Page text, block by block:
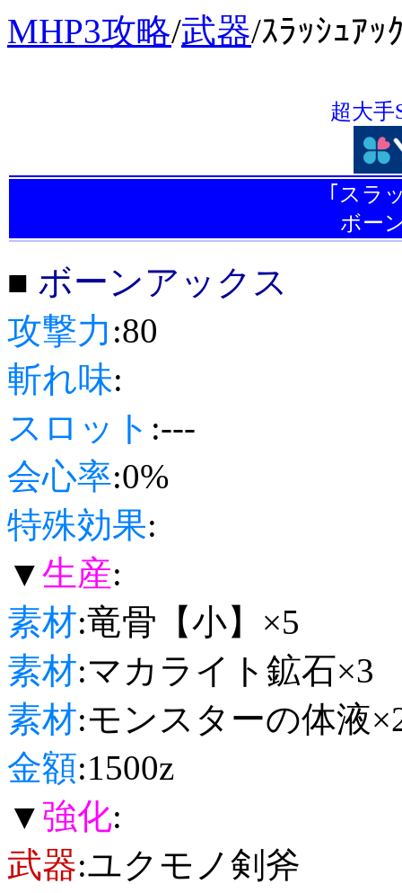
MHP3攻略/武器/ｽﾗｯｼｭｱｯ
超大手
｢スラ
ボー
■ ボーンアックス
攻撃力 :80
斬れ味:
スロット :---
会心率:0%
特殊効果:
▼生産:
素材:竜骨【小】×5
素材:マカライト鉱石×3
素材:モンスターの体液
金額:1500z
▼ 強化:
武器:ユクモノ剣斧